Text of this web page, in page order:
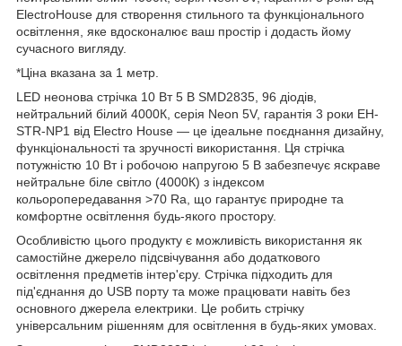
ElectroHouse для створення стильного та функціонального
освітлення, яке вдосконалює ваш простір і додасть йому
сучасного вигляду.
*Ціна вказана за 1 метр.
LED неонова стрічка 10 Вт 5 В SMD2835, 96 діодів,
нейтральний білий 4000К, серія Neon 5V, гарантія 3 роки EH-
STR-NP1 від Electro House — це ідеальне поєднання дизайну,
функціональності та зручності використання. Ця стрічка
потужністю 10 Вт і робочою напругою 5 В забезпечує яскраве
нейтральне біле світло (4000К) з індексом
кольоропередавання >70 Ra, що гарантує природне та
комфортне освітлення будь-якого простору.
Особливістю цього продукту є можливість використання як
самостійне джерело підсвічування або додаткового
освітлення предметів інтер'єру. Стрічка підходить для
під'єднання до USB порту та може працювати навіть без
основного джерела електрики. Це робить стрічку
універсальним рішенням для освітлення в будь-яких умовах.